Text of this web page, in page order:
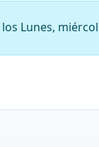
Lunes,